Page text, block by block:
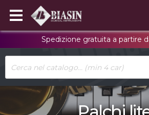
Spedizione gratuita a partire